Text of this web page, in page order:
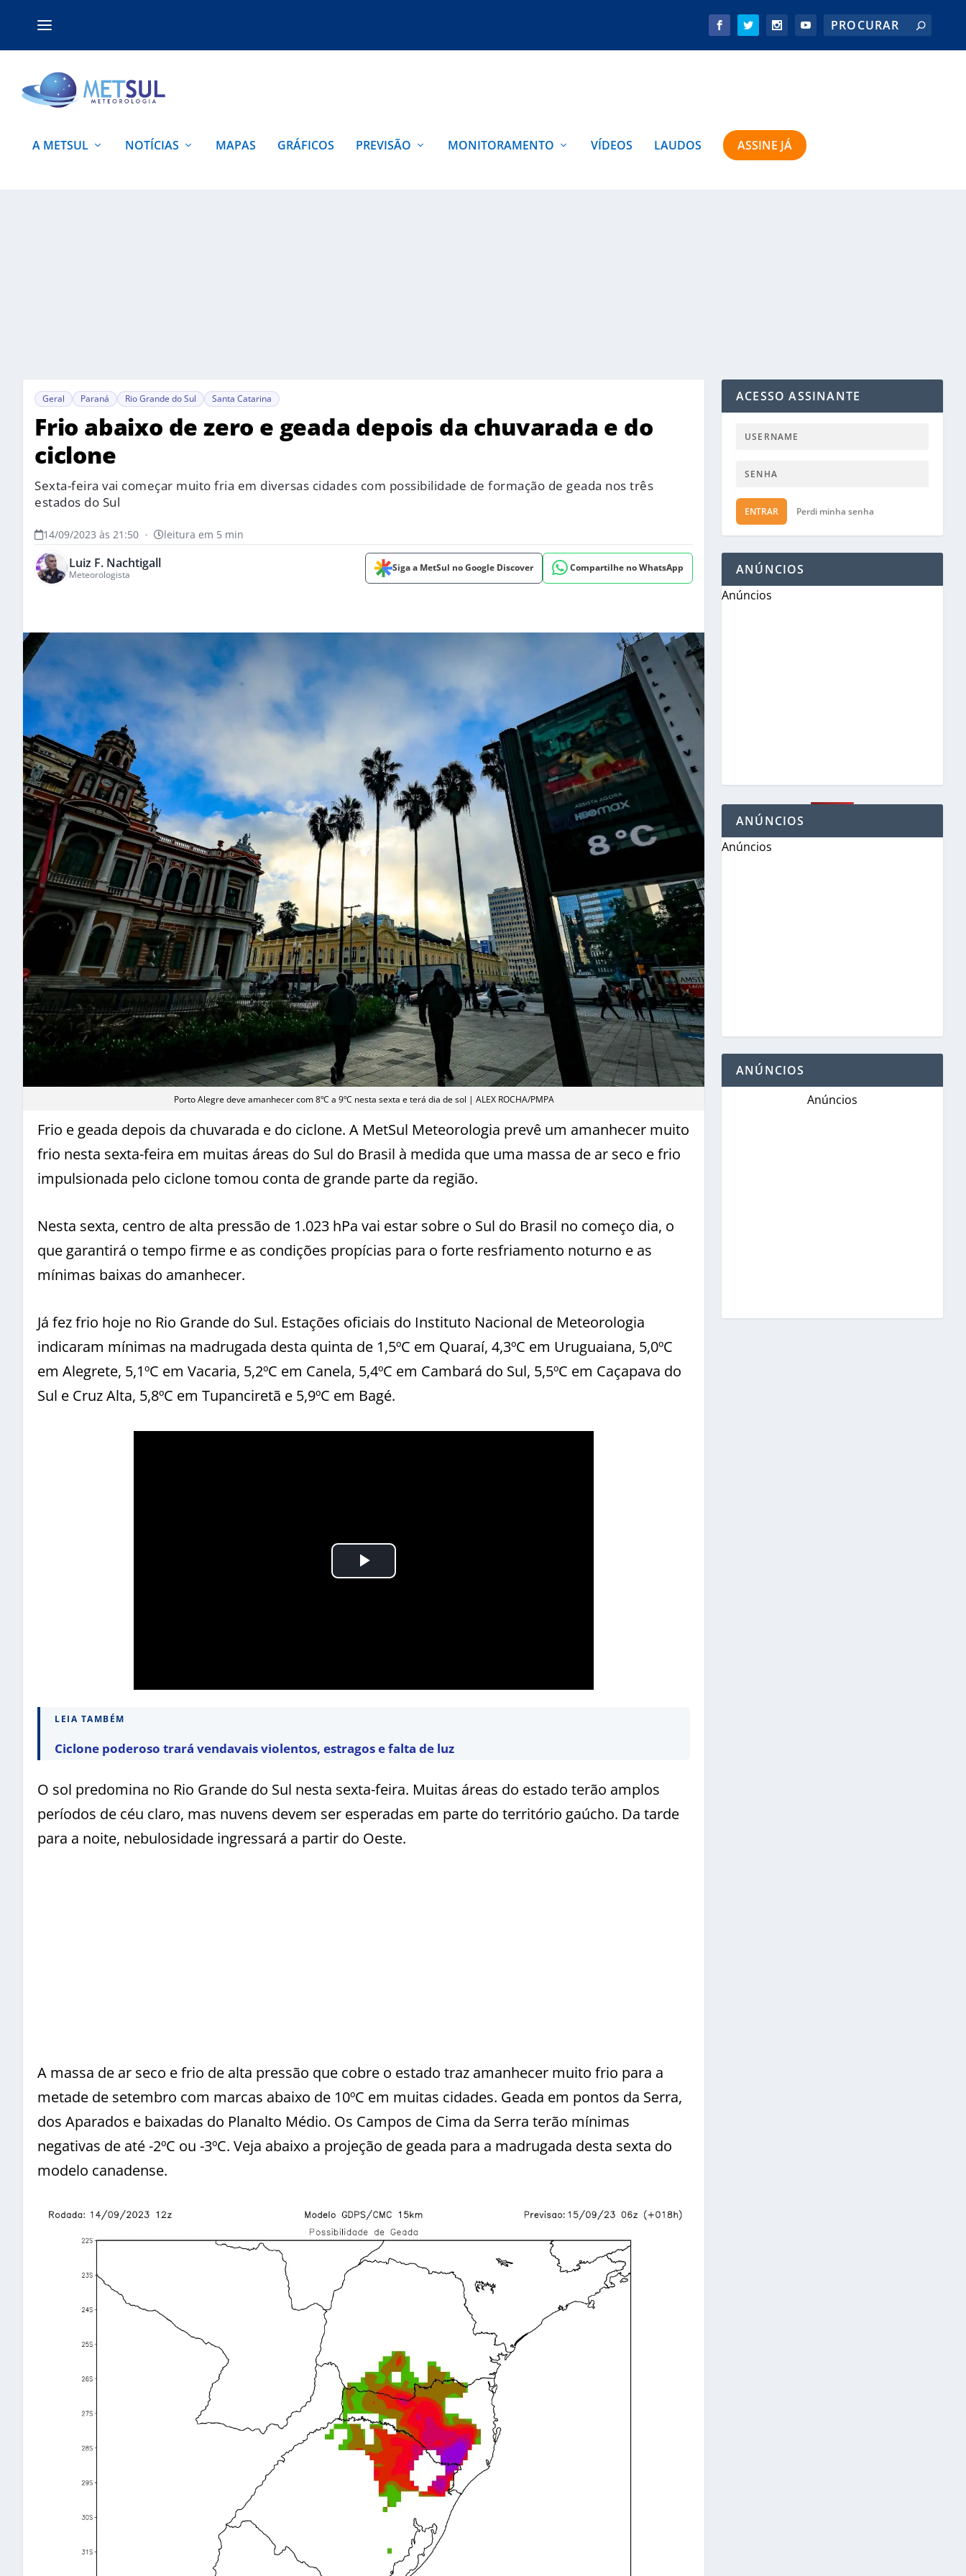
A METSUL NOTÍCIAS MAPAS GRÁFICOS PREVISÃO MONITORAMENTO VÍDEOS LAUDOS ASSINE JÁ
Geral Paraná Rio Grande do Sul Santa Catarina
Frio abaixo de zero e geada depois da chuvarada e do
ciclone
Sexta-feira vai começar muito fria em diversas cidades com possibilidade de formação de geada nos três
estados do Sul
14/09/2023 às 21:50 • leitura em 5 min
Luiz F. Nachtigall
Meteorologista
Siga a MetSul no Google Discover Compartilhe no WhatsApp
Porto Alegre deve amanhecer com 8ºC a 9ºC nesta sexta e terá dia de sol | ALEX ROCHA/PMPA
Frio e geada depois da chuvarada e do ciclone. A MetSul Meteorologia prevê um amanhecer muito
frio nesta sexta-feira em muitas áreas do Sul do Brasil à medida que uma massa de ar seco e frio
impulsionada pelo ciclone tomou conta de grande parte da região.
Nesta sexta, centro de alta pressão de 1.023 hPa vai estar sobre o Sul do Brasil no começo dia, o
que garantirá o tempo firme e as condições propícias para o forte resfriamento noturno e as
mínimas baixas do amanhecer.
Já fez frio hoje no Rio Grande do Sul. Estações oficiais do Instituto Nacional de Meteorologia
indicaram mínimas na madrugada desta quinta de 1,5ºC em Quaraí, 4,3ºC em Uruguaiana, 5,0ºC
em Alegrete, 5,1ºC em Vacaria, 5,2ºC em Canela, 5,4ºC em Cambará do Sul, 5,5ºC em Caçapava do
Sul e Cruz Alta, 5,8ºC em Tupanciretã e 5,9ºC em Bagé.
LEIA TAMBÉM
Ciclone poderoso trará vendavais violentos, estragos e falta de luz
O sol predomina no Rio Grande do Sul nesta sexta-feira. Muitas áreas do estado terão amplos
períodos de céu claro, mas nuvens devem ser esperadas em parte do território gaúcho. Da tarde
para a noite, nebulosidade ingressará a partir do Oeste.
A massa de ar seco e frio de alta pressão que cobre o estado traz amanhecer muito frio para a
metade de setembro com marcas abaixo de 10ºC em muitas cidades. Geada em pontos da Serra,
dos Aparados e baixadas do Planalto Médio. Os Campos de Cima da Serra terão mínimas
negativas de até -2ºC ou -3ºC. Veja abaixo a projeção de geada para a madrugada desta sexta do
modelo canadense.
ACESSO ASSINANTE
ENTRAR Perdi minha senha
ANÚNCIOS
Anúncios
ANÚNCIOS
Anúncios
ANÚNCIOS
Anúncios